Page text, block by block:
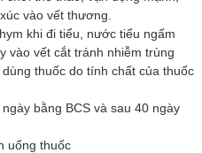
vào vết thương.
khi đi tiểu, nước tiểu ngấm
vào vết cắt tránh nhiễm trùng
thuốc do tính chất của thuốc
bằng BCS và sau 40 ngày
uống thuốc